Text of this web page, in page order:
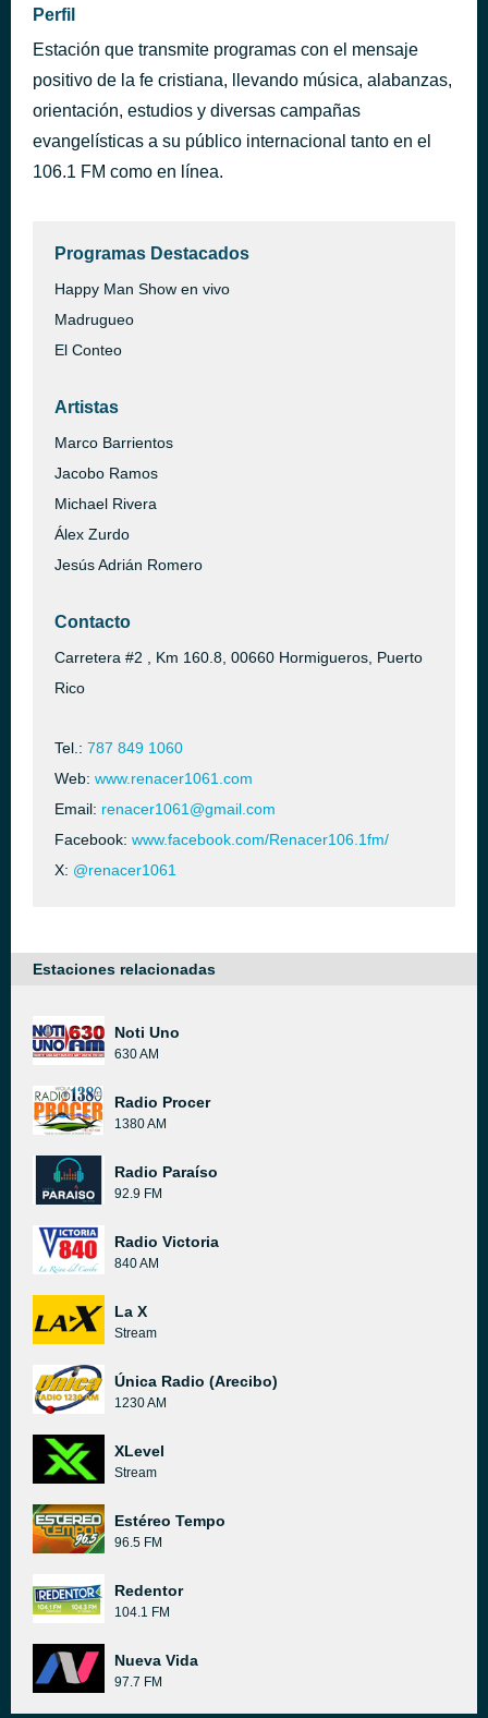
Alleluia - Radio Version
Elevation Worship
Hold On To Me (feat. AHI) - Live
Lauren Daigle
Perfil
Estación que transmite programas con el mensaje
positivo de la fe cristiana, llevando música, alabanzas,
orientación, estudios y diversas campañas
evangelísticas a su público internacional tanto en el
106.1 FM como en línea.
Programas Destacados
Happy Man Show en vivo
Madrugueo
El Conteo
Artistas
Marco Barrientos
Jacobo Ramos
Michael Rivera
Álex Zurdo
Jesús Adrián Romero
Contacto
Carretera #2 , Km 160.8, 00660 Hormigueros, Puerto
Rico
Tel.: 787 849 1060
Web: www.renacer1061.com
Email: renacer1061@gmail.com
Facebook: www.facebook.com/Renacer106.1fm/
X: @renacer1061
Estaciones relacionadas
Noti Uno
630 AM
Radio Procer
1380 AM
Radio Paraíso
92.9 FM
Radio Victoria
840 AM
La X
Stream
Única Radio (Arecibo)
1230 AM
XLevel
Stream
Estéreo Tempo
96.5 FM
Redentor
104.1 FM
Nueva Vida
97.7 FM